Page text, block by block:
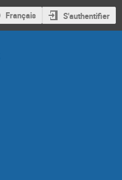
Français S'authentifier